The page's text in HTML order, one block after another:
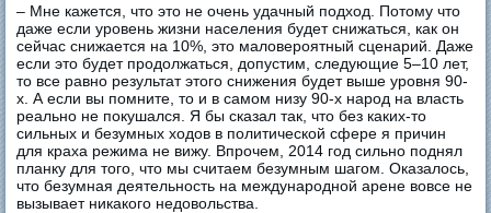
– Мне кажется, что это не очень удачный подход. Потому что
даже если уровень жизни населения будет снижаться, как он
сейчас снижается на 10%, это маловероятный сценарий. Даже
если это будет продолжаться, допустим, следующие 5–10 лет,
то все равно результат этого снижения будет выше уровня 90-
х. А если вы помните, то и в самом низу 90-х народ на власть
реально не покушался. Я бы сказал так, что без каких-то
сильных и безумных ходов в политической сфере я причин
для краха режима не вижу. Впрочем, 2014 год сильно поднял
планку для того, что мы считаем безумным шагом. Оказалось,
что безумная деятельность на международной арене вовсе не
вызывает никакого недовольства.